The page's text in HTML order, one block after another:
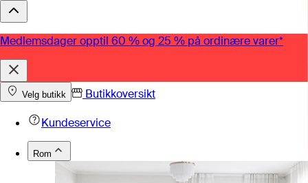
Medlemsdager opptil 60 % og 25 % på ordinære varer*
Velg butikk
Butikkoversikt
Kundeservice
Rom